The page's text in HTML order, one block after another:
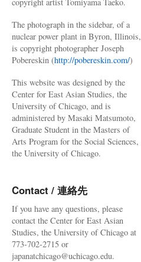
The photograph in the sidebar, of a
nuclear power plant in Byron, Illinois,
is copyright photographer Joseph
Pobereskin (http://pobereskin.com/)
This website was designed by the
Center for East Asian Studies, the
University of Chicago, and is
administered by Masaki Matsumoto,
Graduate Student in the Masters of
Arts Program for the Social Sciences,
the University of Chicago.
Contact / 連絡先
If you have any questions, please
contact the Center for East Asian
Studies, the University of Chicago at
773-702-2715 or
japanatchicago@uchicago.edu.